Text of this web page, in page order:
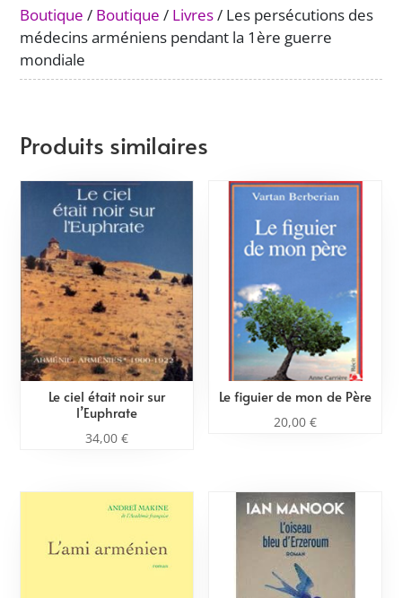
la
1ère
guerre
Boutique / Boutique / Livres/ Les persécutions des
médecins arméniens pendant la 1ère guerre
mondiale
Produits similaires
Le ciel était noir sur
l’Euphrate
34,00€
Le figuier de mon de Père
20,00 €